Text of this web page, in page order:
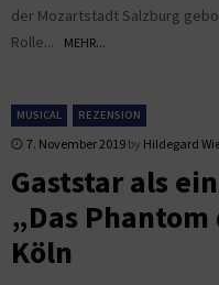
der Mozartstadt Salzburg
Rolle...
MEHR...
MUSICAL REZENSION
7. November 2019 by Hildegard
Gaststar als
„Das
Köln